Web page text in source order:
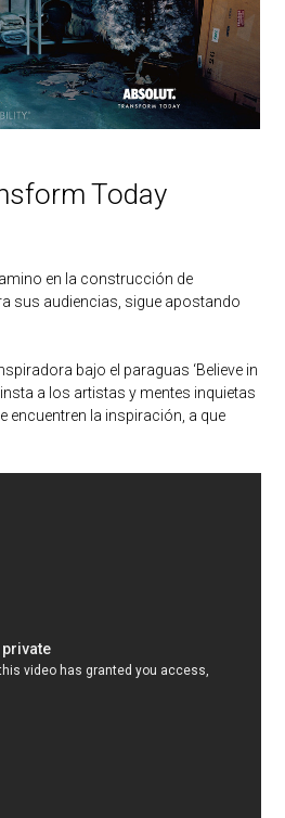
Today
en la construcción de
sus audiencias, sigue apostando
bajo el paraguas ‘Believe in
a los artistas y mentes inquietas
encuentren la inspiración, a que